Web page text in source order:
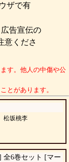
ザで有
告宣伝の
意くださ
す。他人の中傷や公
とがあります。
松坂桃李
全6巻セット [マー